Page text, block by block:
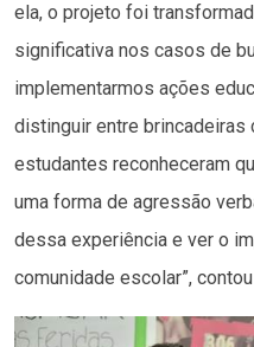
ela, o projeto foi
significativa nos casos de
implementarmos ações
distinguir entre brincadeiras
estudantes reconheceram
uma forma de agressão
dessa experiência e ver o
comunidade escolar”,